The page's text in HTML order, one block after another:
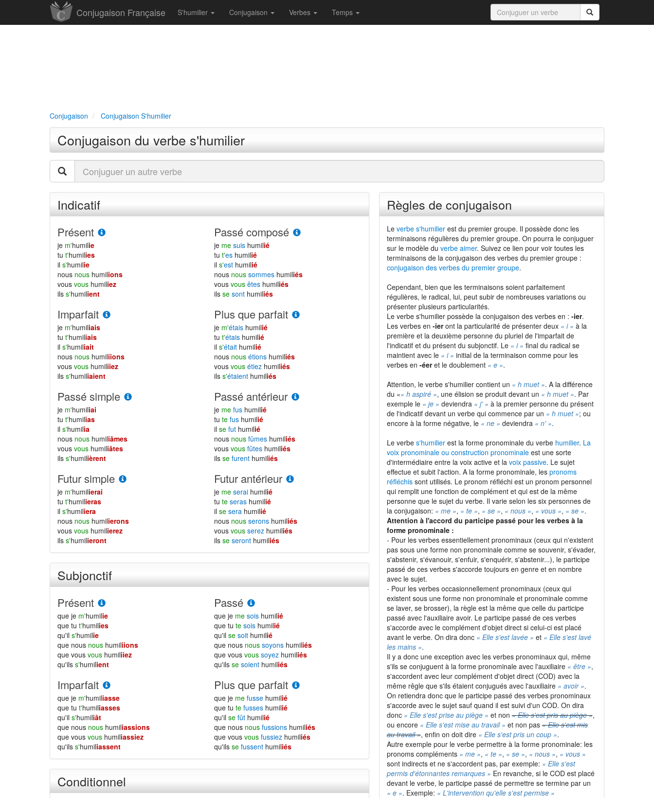
Conjugaison Française S'humilier Conjugaison Verbes Temps
Conjugaison Conjugaison S'humilier
Conjugaison du verbe s'humilier
Indicatif
Présent
je m'humilie
tu t'humilies
il s'humilie
nous nous humilions
vous vous humiliez
ils s'humilient
Passé composé
je mesuis humilié
tut'es humilié
ils'est humilié
nous noussommes humiliés
vousvousêtes humiliés
ilssesont humiliés
Imparfait
je m'humiliais
tu t'humiliais
il s'humiliait
nous nous humiliions
vous vous humiliiez
ils s'humiliaient
Plus que parfait
je m'étais humilié
tut'étais humilié
ils'était humilié
nous nousétions humiliés
vousvousétiez humiliés
ilss'étaient humiliés
Passé simple
je m'humiliai
tu t'humilias
il s'humilia
nous nous humiliâmes
vous vous humiliâtes
ils s'humilièrent
Passé antérieur
je mefus humilié
tutefus humilié
ilsefut humilié
nous nousfûmes humiliés
vousvousfûtes humiliés
ilssefurent humiliés
Futur simple
je m'humilierai
tu t'humilieras
il s'humiliera
nous nous humilierons
vous vous humilierez
ils s'humilieront
Futur antérieur
je meserai humilié
tuteseras humilié
ilsesera humilié
nous nousserons humiliés
vousvousserez humiliés
ilsseseront humiliés
Subjonctif
Présent
que je m'humilie
que tu t'humilies
qu'il s'humilie
que nous nous humiliions
que vous vous humiliiez
qu'ils s'humilient
Passé
que je mesois humilié
que tutesois humilié
qu'ilsesoit humilié
que nous noussoyons humiliés
que vousvoussoyez humiliés
qu'ilssesoient humiliés
Imparfait
que je m'humiliasse
que tu t'humiliasses
qu'il s'humiliât
que nous nous humiliassions
que vous vous humiliassiez
qu'ils s'humiliassent
Plus que parfait
que je mefusse humilié
que tutefusses humilié
qu'ilsefût humilié
que nous nousfussions humiliés
que vousvousfussiez humiliés
qu'ilssefussent humiliés
Conditionnel
Règles de conjugaison
Le verbe s'humilierest du premier groupe. Il possède donc les
terminaisons régulières du premier groupe. On pourra le conjuguer
sur le modèle du verbe aimer. Suivez ce lien pour voir toutes les
terminaisons de la conjugaison des verbes du premier groupe :
conjugaison des verbes du premier groupe.
Cependant, bien que les terminaisons soient parfaitement
régulières, le radical, lui, peut subir de nombreuses variations ou
présenter plusieurs particularités.
Le verbe s'humilier possède la conjugaison des verbes en : -ier.
Les verbes en -ieront la particularité de présenter deux « i » à la
première et la deuxième personne du pluriel de l'imparfait de
l'indicatif et du présent du subjonctif. Le « i » final du radical se
maintient avec le « i » initial de la terminaison comme pour les
verbes en -éeret le doublement « e ».
Attention, le verbe s'humilier contient un « h muet ». A la différence
du «« h aspiré », une élision se produit devant un « h muet ». Par
exemple le « je » deviendra « j' » à la premier personne du présent
de l'indicatif devant un verbe qui commence par un « h muet »; ou
encore à la forme négative, le « ne » deviendra « n' ».
Le verbe s'humilierest la forme pronominale du verbe humilier. La
voix pronominale ou construction pronominaleest une sorte
d'intermédiaire entre la voix active et la voix passive. Le sujet
effectue et subit l'action. A la forme pronominale, les pronoms
réfléchissont utilisés. Le pronom réfléchi est un pronom personnel
qui remplit une fonction de complément et qui est de la même
personne que le sujet du verbe. Il varie selon les six personnes de
la conjugaison: « me », « te », « se », « nous », « vous », « se ».
Attention à l'accord du participe passé pour les verbes à la
forme pronominale :
- Pour les verbes essentiellement pronominaux (ceux qui n'existent
pas sous une forme non pronominale comme se souvenir, s'évader,
s'abstenir, s'évanouir, s'enfuir, s'enquérir, s'abstenir...), le participe
passé de ces verbes s'accorde toujours en genre et en nombre
avec le sujet.
- Pour les verbes occasionnellement pronominaux (ceux qui
existent sous une forme non pronominale et pronominale comme
se laver, se brosser), la règle est la même que celle du participe
passé avec l'auxiliaire avoir. Le participe passé de ces verbes
s'accorde avec le complément d'objet direct si celui-ci est placé
avant le verbe. On dira donc « Elle s'est lavée » et « Elle s'est lavé
les mains ».
Il y a donc une exception avec les verbes pronominaux qui, même
s'ils se conjuguent à la forme pronominale avec l'auxiliaire « être »,
s'accordent avec leur complément d'objet direct (COD) avec la
même rêgle que s'ils étaient conjugués avec l'auxiliaire « avoir ».
On retiendra donc que le participe passé des verbes pronominaux
s'accorde avec le sujet sauf quand il est suivi d'un COD. On dira
donc « Elle s'est prise au piège » et non« Elle s'est pris au piège »,
ou encore « Elle s'est mise au travail » et non pas« Elle s'est mis
au travail », enfin on doit dire « Elle s'est pris un coup ».
Autre exemple pour le verbe permettre à la forme pronominale: les
pronoms compléments « me », « te », « se », « nous », « vous »
sont indirects et ne s'accordent pas, par exemple: « Elle s'est
permis d'étonnantes remarques » En revanche, si le COD est placé
devant le verbe, le participe passé de permettre se termine par un
« e ». Exemple: « L'intervention qu'elle s'est permise »